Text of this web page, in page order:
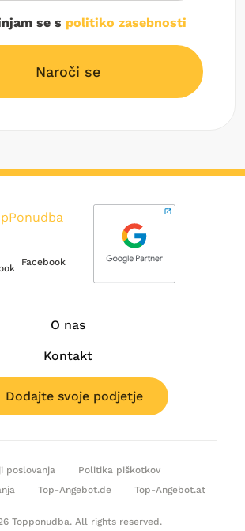
se s politiko zasebnosti
Naroči se
Facebook
O nas
Kontakt
Dodajte svoje podjetje
poslovanja
Politika piškotkov
Top-Angebot.de Top-Angebot.at
Topponudba. All rights reserved.